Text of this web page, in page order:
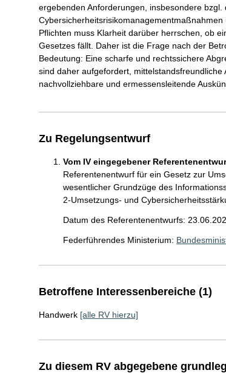
ergebenden Anforderungen, insbesondere bzgl.
Pflichten muss Klarheit darüber herrschen, ob
Gesetzes fällt. Daher ist die Frage nach der
Bedeutung: Eine scharfe und rechtssichere
sind daher aufgefordert,
nachvollziehbare und ermessensleitende
Zu Regelungsentwurf
Vom IV eingegebener
Referentenentwurf für ein Gesetz zur
wesentlicher Grundzüge des
2-Umsetzungs- und
Datum des Referentenentwurfs:
Federführendes Ministerium:
Betroffene Interessenbereiche (1)
Handwerk [alle RV hierzu]
Zu diesem RV abgegebene